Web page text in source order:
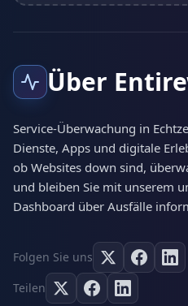
Über
Service-Überwachung in
Dienste, Apps und digitale
ob Websites down sind,
und bleiben Sie mit unserem
Dashboard über Ausfälle
Folgen Sie uns
Teilen